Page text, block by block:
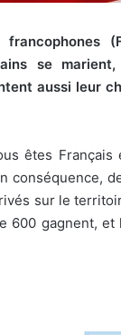
se
aussi leur
êtes
conséquence,
sur le
600 gagnent,